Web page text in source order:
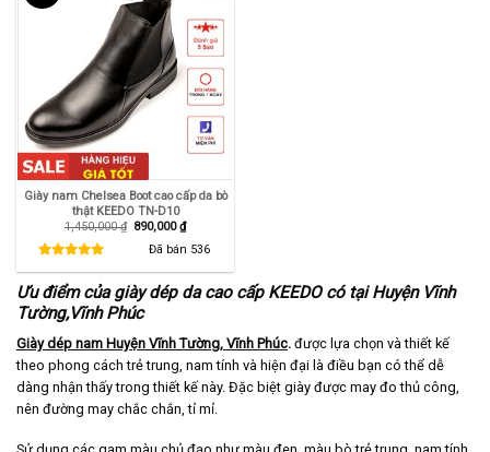
Giày nam Chelsea Boot cao cấp da bò
thật KEEDO TN-D10
1,450,000₫ Giá
1,450,000 ₫.
890,000₫Giá
hiện
tại
là:
890,000 ₫.
Đã bán 536
Ưu điểm của giày dép da cao cấp KEEDO có tại Huyện Vĩnh
Tường,Vĩnh Phúc
Giày dép nam Huyện Vĩnh Tường, Vĩnh Phúc. được lựa chọn và thiết kế
theo phong cách trẻ trung, nam tính và hiện đại là điều bạn có thể dễ
dàng nhận thấy trong thiết kế này. Đặc biệt giày được may đo thủ công,
nên đường may chắc chắn, tỉ mỉ.